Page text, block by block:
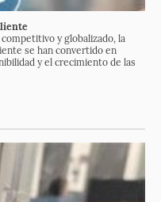
y globalizado, la
se han convertido en
y el crecimiento de las